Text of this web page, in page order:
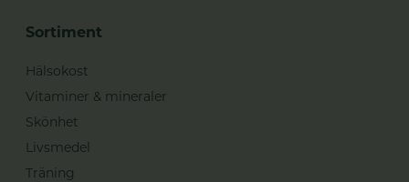
Sortiment
Hälsokost
Vitaminer & mineraler
Skönhet
Livsmedel
Träning